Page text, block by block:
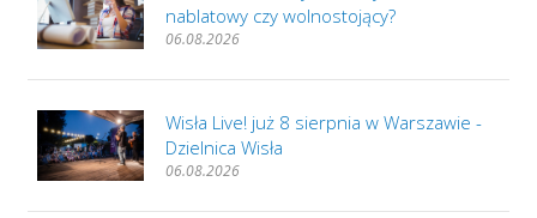
nablatowy czy wolnostojący?
06.08.2026
Wisła Live! już 8 sierpnia w Warszawie -
Dzielnica Wisła
06.08.2026